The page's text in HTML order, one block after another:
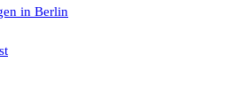
in Berlin